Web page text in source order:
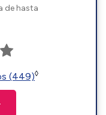
de hasta
(449)◊